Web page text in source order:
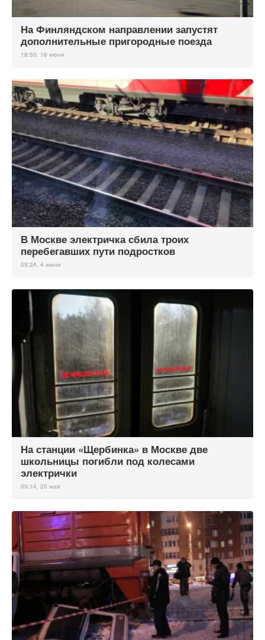
На Финляндском направлении запустят
дополнительные пригородные поезда
18:50, 16 июня
В Москве электричка сбила троих
перебегавших пути подростков
09:24, 4 июня
На станции «Щербинка» в Москве две
школьницы погибли под колесами
электрички
09:14, 20 мая